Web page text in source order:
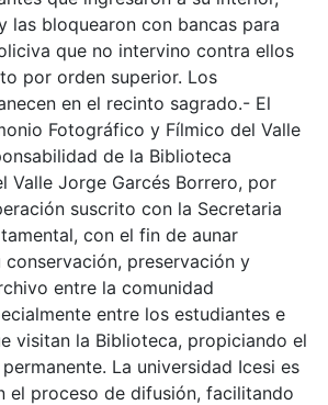
las bloquearon con bancas para
que no intervino contra ellos
por orden superior. Los
en el recinto sagrado.- El
Fotográfico y Fílmico del Valle
de la Biblioteca
Valle Jorge Garcés Borrero, por
suscrito con la Secretaria
con el fin de aunar
conservación, preservación y
entre la comunidad
entre los estudiantes e
visitan la Biblioteca, propiciando el
La universidad Icesi es
el proceso de difusión, facilitando